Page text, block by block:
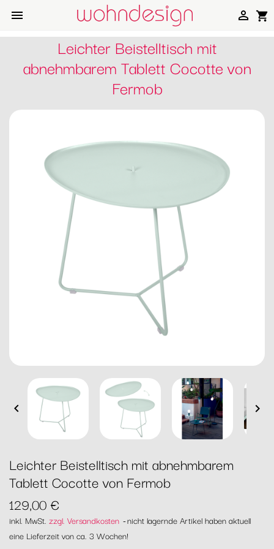
 shopping_cart

Leichter Beistelltisch mit
abnehmbarem Tablett Cocotte von
Fermob
 
Leichter Beistelltisch mit abnehmbarem
Tablett Cocotte von Fermob
129,00 €
inkl. MwSt. zzgl. Versandkosten nicht lagernde Artikel haben aktuell
eine Lieferzeit von ca. 3 Wochen!